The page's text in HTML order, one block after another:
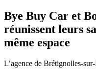
Bye Buy Car et
réunissent leurs
même espace
L’agence de Brétignolles-